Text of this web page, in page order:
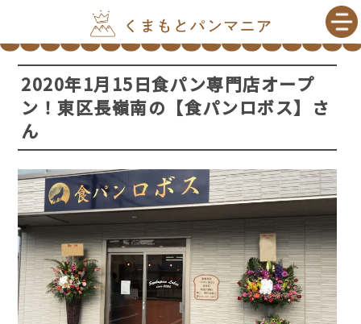
2020年1月15日食パン専門店オープ
ン！東区長嶺南の【食パンロボス】さ
ん